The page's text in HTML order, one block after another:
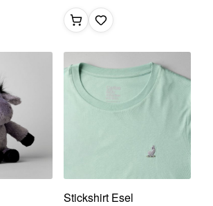
Stickshirt Esel